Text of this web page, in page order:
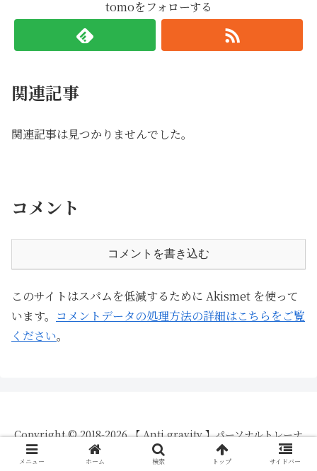
tomoをフォローする
関連記事
関連記事は見つかりませんでした。
コメント
コメントを書き込む
このサイトはスパムを低減するために Akismet を使って
います。 コメントデータの処理方法の詳細はこちらをご覧
ください。
Copyright © 2018-2026 【 Anti gravity 】パーソナルトレーナ
ーが教える脱初心者向け身体づくりBlog All Rights Reserved.
メニュー ホーム 検索 トップ サイドバー